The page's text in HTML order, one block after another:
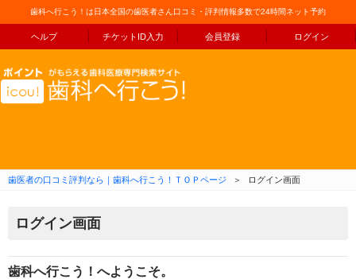
歯科へ行こう！は日本全国の歯医者さん口コミ・評判情報多数で24時間ネット予約
ヘルプ チケットID入力 会員登録 ログイン
コンテンツへ移動
歯医者の口コミ評判なら｜歯科へ行こう！ＴＯＰページ ＞ ログイン画面
ログイン画面
歯科へ行こう！へようこそ。